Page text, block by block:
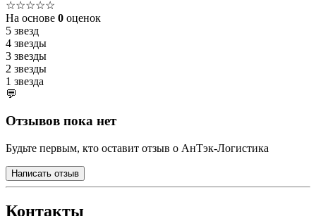
☆☆☆☆☆
На основе 0 оценок
5 звезд
4 звезды
3 звезды
2 звезды
1 звезда
💬
Отзывов пока нет
Будьте первым, кто оставит отзыв о АнТэк-Логистика
Написать отзыв
Контакты